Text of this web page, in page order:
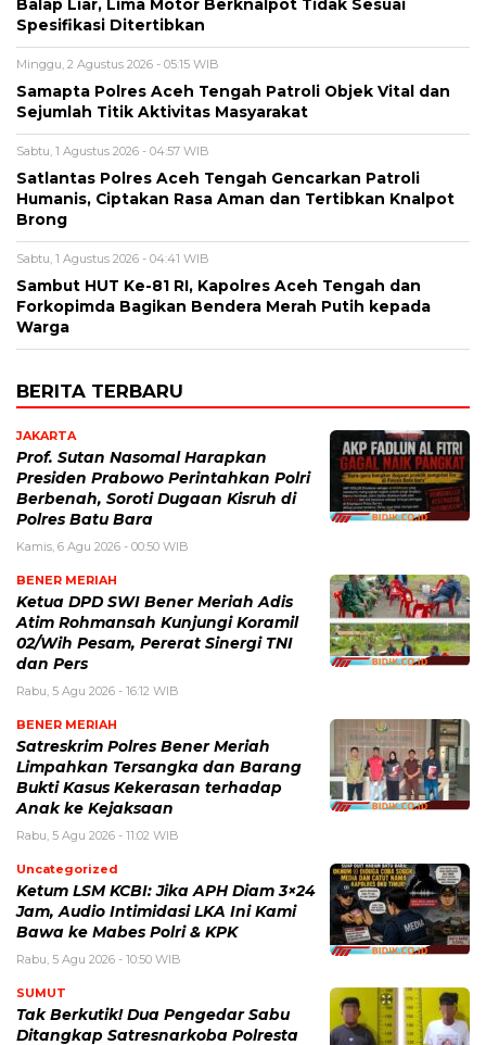
Balap Liar, Lima Motor Berknalpot Tidak Sesuai
Spesifikasi Ditertibkan
Minggu, 2 Agustus 2026 - 05:15 WIB
Samapta Polres Aceh Tengah Patroli Objek Vital dan
Sejumlah Titik Aktivitas Masyarakat
Sabtu, 1 Agustus 2026 - 04:57 WIB
Satlantas Polres Aceh Tengah Gencarkan Patroli
Humanis, Ciptakan Rasa Aman dan Tertibkan Knalpot
Brong
Sabtu, 1 Agustus 2026 - 04:41 WIB
Sambut HUT Ke-81 RI, Kapolres Aceh Tengah dan
Forkopimda Bagikan Bendera Merah Putih kepada
Warga
BERITA TERBARU
JAKARTA
Prof. Sutan Nasomal Harapkan
Presiden Prabowo Perintahkan Polri
Berbenah, Soroti Dugaan Kisruh di
Polres Batu Bara
Kamis, 6 Agu 2026 - 00:50 WIB
BENER MERIAH
Ketua DPD SWI Bener Meriah Adis
Atim Rohmansah Kunjungi Koramil
02/Wih Pesam, Pererat Sinergi TNI
dan Pers
Rabu, 5 Agu 2026 - 16:12 WIB
BENER MERIAH
Satreskrim Polres Bener Meriah
Limpahkan Tersangka dan Barang
Bukti Kasus Kekerasan terhadap
Anak ke Kejaksaan
Rabu, 5 Agu 2026 - 11:02 WIB
Uncategorized
Ketum LSM KCBI: Jika APH Diam 3×24
Jam, Audio Intimidasi LKA Ini Kami
Bawa ke Mabes Polri & KPK
Rabu, 5 Agu 2026 - 10:50 WIB
SUMUT
Tak Berkutik! Dua Pengedar Sabu
Ditangkap Satresnarkoba Polresta